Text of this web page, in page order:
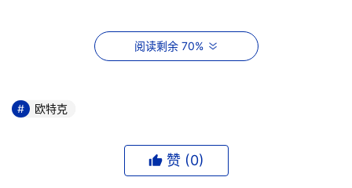
欧特克公司工程建设行业商业战略副总裁Nicolas Mangon
谈到：“随着衍生式设计在Revit软件中的推出，我们正在加
阅读剩余 70%
欧特克
赞 (0)